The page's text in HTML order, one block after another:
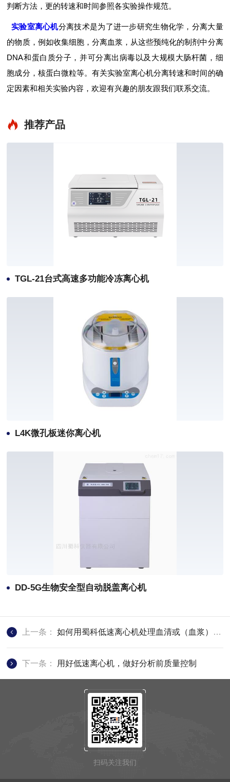
判断方法，更的转速和时间参照各实验操作规范。
实验室离心机分离技术是为了进一步研究生物化学，分离大量
的物质，例如收集细胞，分离血浆，从这些预纯化的制剂中分离
DNA和蛋白质分子，并可分离出病毒以及大规模大肠杆菌，细
胞成分，核蛋白微粒等。有关实验室离心机分离转速和时间的确
定因素和相关实验内容，欢迎有兴趣的朋友跟我们联系交流。
推荐产品
TGL-21台式高速多功能冷冻离心机
L4K微孔板迷你离心机
DD-5G生物安全型自动脱盖离心机
上一条：如何用蜀科低速离心机处理血清或（血浆）标本
下一条： 用好低速离心机，做好分析前质量控制
扫码关注我们